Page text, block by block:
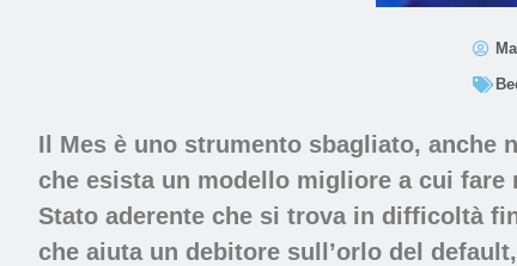
Il Mes è uno strumento sbagliato, anche
che esista un modello migliore a cui
Stato aderente che si trova in difficoltà
che aiuta un debitore sull’orlo del